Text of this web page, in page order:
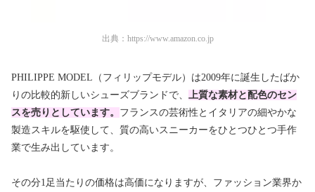
出典： https://www.amazon.co.jp
PHILIPPE MODEL（フィリップモデル）は2009年に誕生したばか
りの比較的新しいシューズブランドで、 上質な素材と配色のセン
スを売りとしています。 フランスの芸術性とイタリアの細やかな
製造スキルを駆使して、質の高いスニーカーをひとつひとつ手作
業で生み出しています。
その分1足当たりの価格は高価になりますが、ファッション業界か